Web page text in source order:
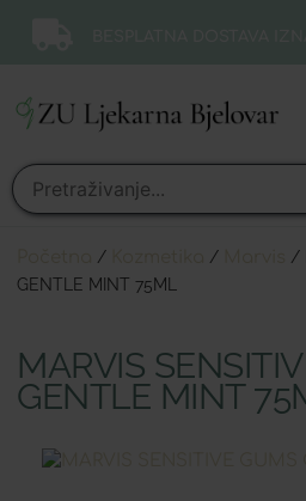
/ /
/
GENTLE MINT 75ML
MARVIS
GENTLE MINT